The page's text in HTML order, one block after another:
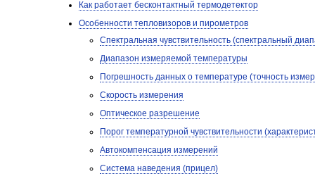
Как работает бесконтактный термодетектор
Особенности тепловизоров и пирометров
Спектральная чувствительность (спектральный
Диапазон измеряемой температуры
Погрешность данных о температуре (точность
Скорость измерения
Оптическое разрешение
Порог температурной чувствительности
Автокомпенсация измерений
Система наведения (прицел)